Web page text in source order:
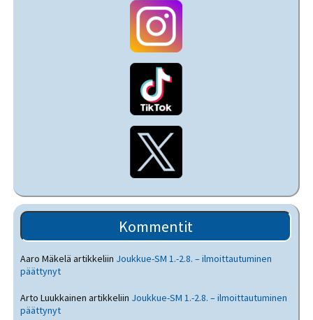
Kommentit
Aaro Mäkelä artikkeliin Joukkue-SM 1.-2.8. – ilmoittautuminen
päättynyt
Arto Luukkainen artikkeliin Joukkue-SM 1.-2.8. – ilmoittautuminen
päättynyt